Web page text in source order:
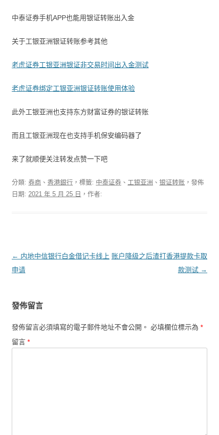
中泰证券手机APP也能用银证转账出入金
关于工银亚洲银证转账参考其他
老虎证券工银亚洲银证非交易时间出入金测试
老虎证券绑定工银亚洲银证转账使用体验
此外工银亚洲也支持东方财富证券的银证转账
而且工银亚洲现在也支持手机保安编码器了
来了就顺便关注转发点赞一下吧
分類: 券商 、 香港銀行 ，標籤: 中泰证券 、 工银亚洲 、 银证转账 ，發佈
日期: 2021 年 5 月 25 日 ，作者:
文章導覽
← 内地中信银行白金借记卡线上
申请
账户降级之后渣打香港提款卡取
款测试 →
發佈留言
發佈留言必須填寫的電子郵件地址不會公開。 必填欄位標示為 *
留言 *